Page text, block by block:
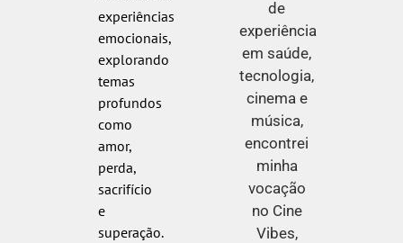
experiências
emocionais,
explorando
temas
profundos
como
amor,
perda,
sacrifício
e
superação.
de
experiência
em saúde,
tecnologia,
cinema e
música,
encontrei
minha
vocação
no Cine
Vibes,